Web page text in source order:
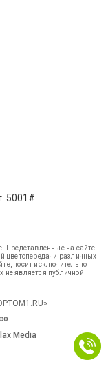
5001#
Представленные на сайте
цветопередачи различных
носит исключительно
не является публичной
Media